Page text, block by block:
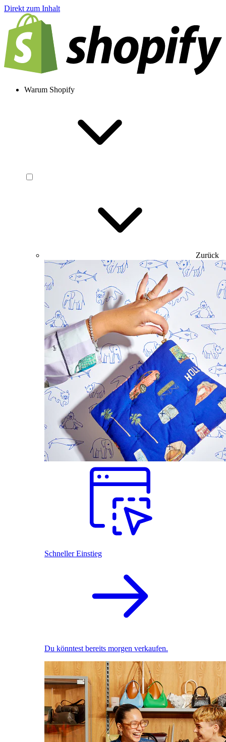
Direkt zum Inhalt
Warum Shopify
Zurück
Schneller Einstieg
Du könntest bereits morgen verkaufen.